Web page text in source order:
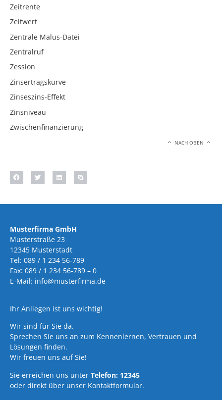
Zeitrente
Zeitwert
Zentrale Malus-Datei
Zentralruf
Zession
Zinsertragskurve
Zinseszins-Effekt
Zinsniveau
Zwischenfinanzierung
NACH OBEN
Musterfirma GmbH
Musterstraße 23
12345 Musterstadt
Tel: 089 / 1 234 56-789
Fax: 089 / 1 234 56-789 – 0
E-Mail: info@musterfirma.de
Ihr Anliegen ist uns wichtig!
Wir sind für Sie da.
Sprechen Sie uns an zum Kennenlernen, Vertrauen und
Lösungen finden.
Wir freuen uns auf Sie!
Sie erreichen uns unter Telefon: 12345
oder direkt über unser Kontaktformular.